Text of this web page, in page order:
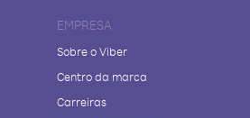
EMPRESA
Sobre o Viber
Centro da marca
Carreiras